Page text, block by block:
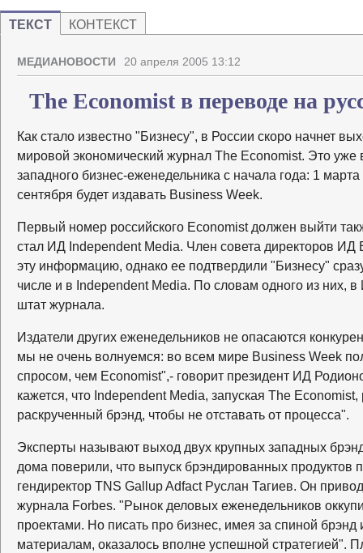
ТЕКСТ КОНТЕКСТ
МЕДИАНОВОСТИ 20 апреля 2005 13:12
The Economist в переводе на
Как стало известно "Бизнесу", в России скоро начнет
мировой экономический журнал The Economist. Это уже
западного бизнес-еженедельника с начала года: 1
сентября будет издавать Business Week.
Первый номер российского Economist должен выйти
стал ИД Independent Media. Член совета директоров ИД
эту информацию, однако ее подтвердили "Бизнесу"
числе и в Independent Media. По словам одного из них,
штат журнала.
Издатели других еженедельников не опасаются
мы не очень волнуемся: во всем мире Business Week
спросом, чем Economist",- говорит президент ИД
кажется, что Independent Media, запуская The
раскрученный брэнд, чтобы не отставать от процесса".
Эксперты называют выход двух крупных западных
дома поверили, что выпуск брэндированных продуктов
гендиректор TNS Gallup Adfact Руслан Тагиев. Он
журнала Forbes. "Рынок деловых еженедельников
проектами. Но писать про бизнес, имея за спиной
материалам, оказалось вполне успешной стратегией".